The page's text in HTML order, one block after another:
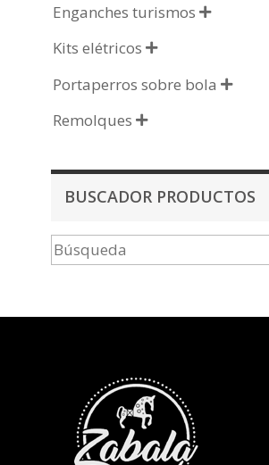
Enganches turismos 
Kits elétricos 
Portaperros sobre bola 
Remolques 
BUSCADOR PRODUCTOS